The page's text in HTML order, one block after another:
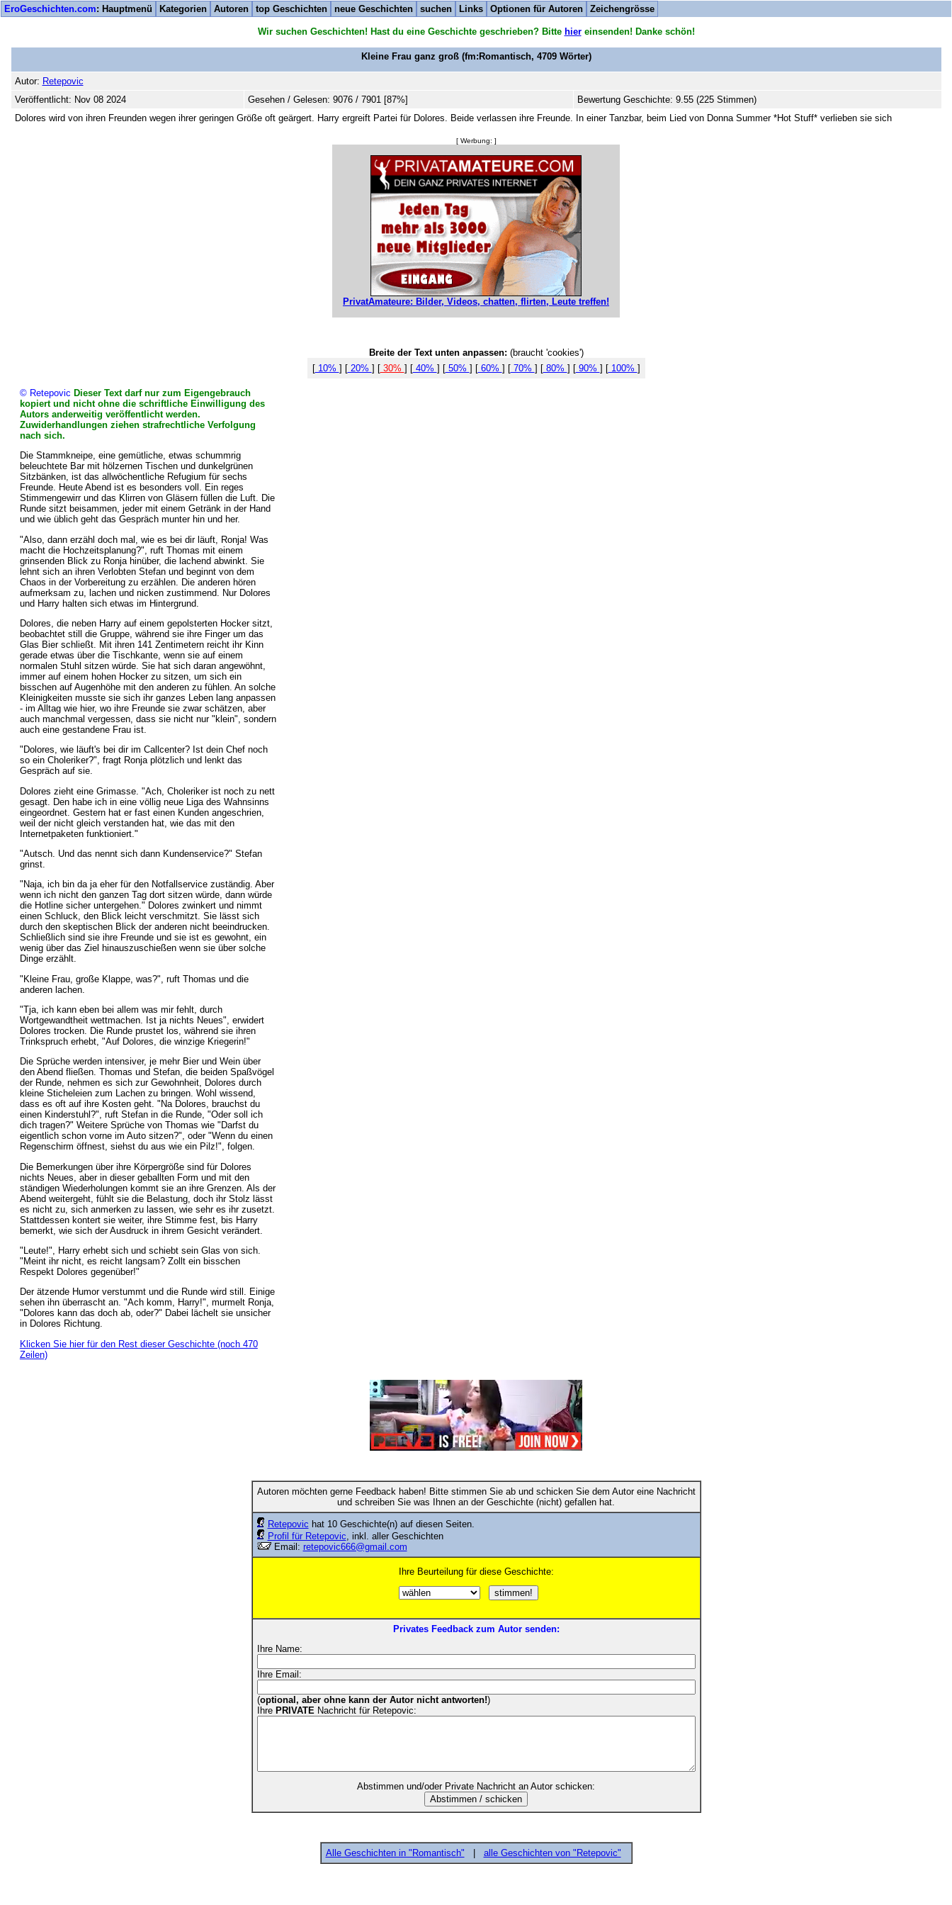
EroGeschichten.com: Hauptmenü Kategorien Autoren top Geschichten neue Geschichten suchen Links Optionen für Autoren Zeichengrösse
Wir suchen Geschichten! Hast du eine Geschichte geschrieben? Bitte hiereinsenden! Danke schön!
Kleine Frau ganz groß(fm:Romantisch, 4709Wörter)
Autor: Retepovic
Veröffentlicht: Nov 08 2024
Gesehen / Gelesen: 9076 / 7901 [87%]
Bewertung Geschichte: 9.55 (225 Stimmen)
Dolores wird von ihren Freunden wegen ihrer geringen Größe oft geärgert. Harry ergreift Partei für Dolores. Beide verlassen ihre Freunde. In einer Tanzbar, beim Lied von Donna Summer *Hot Stuff* verlieben sie sich
[ Werbung: ]
PrivatAmateure: Bilder, Videos, chatten, flirten, Leute treffen!
Breite der Text unten anpassen: (braucht 'cookies')
[10% ] [20% ] [30% ] [40% ] [50% ] [60% ] [70% ] [80% ] [90% ] [100% ]
© Retepovic Dieser Text darf nur zum Eigengebrauch
kopiert und nicht ohne die schriftliche Einwilligung des
Autors anderweitig veröffentlicht werden.
Zuwiderhandlungen ziehen strafrechtliche Verfolgung
nach sich.
Die Stammkneipe, eine gemütliche, etwas schummrig
beleuchtete Bar mit hölzernen Tischen und dunkelgrünen
Sitzbänken, ist das allwöchentliche Refugium für sechs
Freunde. Heute Abend ist es besonders voll. Ein reges
Stimmengewirr und das Klirren von Gläsern füllen die Luft. Die
Runde sitzt beisammen, jeder mit einem Getränk in der Hand
und wie üblich geht das Gespräch munter hin und her.
"Also, dann erzähl doch mal, wie es bei dir läuft, Ronja! Was
macht die Hochzeitsplanung?", ruft Thomas mit einem
grinsenden Blick zu Ronja hinüber, die lachend abwinkt. Sie
lehnt sich an ihren Verlobten Stefan und beginnt von dem
Chaos in der Vorbereitung zu erzählen. Die anderen hören
aufmerksam zu, lachen und nicken zustimmend. Nur Dolores
und Harry halten sich etwas im Hintergrund.
Dolores, die neben Harry auf einem gepolsterten Hocker sitzt,
beobachtet still die Gruppe, während sie ihre Finger um das
Glas Bier schließt. Mit ihren 141 Zentimetern reicht ihr Kinn
gerade etwas über die Tischkante, wenn sie auf einem
normalen Stuhl sitzen würde. Sie hat sich daran angewöhnt,
immer auf einem hohen Hocker zu sitzen, um sich ein
bisschen auf Augenhöhe mit den anderen zu fühlen. An solche
Kleinigkeiten musste sie sich ihr ganzes Leben lang anpassen
- im Alltag wie hier, wo ihre Freunde sie zwar schätzen, aber
auch manchmal vergessen, dass sie nicht nur "klein", sondern
auch eine gestandene Frau ist.
"Dolores, wie läuft's bei dir im Callcenter? Ist dein Chef noch
so ein Choleriker?", fragt Ronja plötzlich und lenkt das
Gespräch auf sie.
Dolores zieht eine Grimasse. "Ach, Choleriker ist noch zu nett
gesagt. Den habe ich in eine völlig neue Liga des Wahnsinns
eingeordnet. Gestern hat er fast einen Kunden angeschrien,
weil der nicht gleich verstanden hat, wie das mit den
Internetpaketen funktioniert."
"Autsch. Und das nennt sich dann Kundenservice?" Stefan
grinst.
"Naja, ich bin da ja eher für den Notfallservice zuständig. Aber
wenn ich nicht den ganzen Tag dort sitzen würde, dann würde
die Hotline sicher untergehen." Dolores zwinkert und nimmt
einen Schluck, den Blick leicht verschmitzt. Sie lässt sich
durch den skeptischen Blick der anderen nicht beeindrucken.
Schließlich sind sie ihre Freunde und sie ist es gewohnt, ein
wenig über das Ziel hinauszuschießen wenn sie über solche
Dinge erzählt.
"Kleine Frau, große Klappe, was?", ruft Thomas und die
anderen lachen.
"Tja, ich kann eben bei allem was mir fehlt, durch
Wortgewandtheit wettmachen. Ist ja nichts Neues", erwidert
Dolores trocken. Die Runde prustet los, während sie ihren
Trinkspruch erhebt, "Auf Dolores, die winzige Kriegerin!"
Die Sprüche werden intensiver, je mehr Bier und Wein über
den Abend fließen. Thomas und Stefan, die beiden Spaßvögel
der Runde, nehmen es sich zur Gewohnheit, Dolores durch
kleine Sticheleien zum Lachen zu bringen. Wohl wissend,
dass es oft auf ihre Kosten geht. "Na Dolores, brauchst du
einen Kinderstuhl?", ruft Stefan in die Runde, "Oder soll ich
dich tragen?" Weitere Sprüche von Thomas wie "Darfst du
eigentlich schon vorne im Auto sitzen?", oder "Wenn du einen
Regenschirm öffnest, siehst du aus wie ein Pilz!", folgen.
Die Bemerkungen über ihre Körpergröße sind für Dolores
nichts Neues, aber in dieser geballten Form und mit den
ständigen Wiederholungen kommt sie an ihre Grenzen. Als der
Abend weitergeht, fühlt sie die Belastung, doch ihr Stolz lässt
es nicht zu, sich anmerken zu lassen, wie sehr es ihr zusetzt.
Stattdessen kontert sie weiter, ihre Stimme fest, bis Harry
bemerkt, wie sich der Ausdruck in ihrem Gesicht verändert.
"Leute!", Harry erhebt sich und schiebt sein Glas von sich.
"Meint ihr nicht, es reicht langsam? Zollt ein bisschen
Respekt Dolores gegenüber!"
Der ätzende Humor verstummt und die Runde wird still. Einige
sehen ihn überrascht an. "Ach komm, Harry!", murmelt Ronja,
"Dolores kann das doch ab, oder?" Dabei lächelt sie unsicher
in Dolores Richtung.
Klicken Sie hier für den Rest dieser Geschichte (noch 470
Zeilen)
Autoren möchten gerne Feedback haben! Bitte stimmen Sie ab und schicken Sie dem Autor eine Nachricht
und schreiben Sie was Ihnen an der Geschichte (nicht) gefallen hat.
Retepovic hat 10 Geschichte(n) auf diesen Seiten.
Profil für Retepovic , inkl. aller Geschichten
Email: retepovic666@gmail.com
Ihre Beurteilung für diese Geschichte:
Privates Feedback zum Autor senden:
Ihre Name:
Ihre Email:
(optional, aber ohne kann der Autor nicht antworten!)
Ihre PRIVATE Nachricht für Retepovic:
Abstimmen und/oder Private Nachricht an Autor schicken:
Alle Geschichten in "Romantisch" alle Geschichten von "Retepovic"